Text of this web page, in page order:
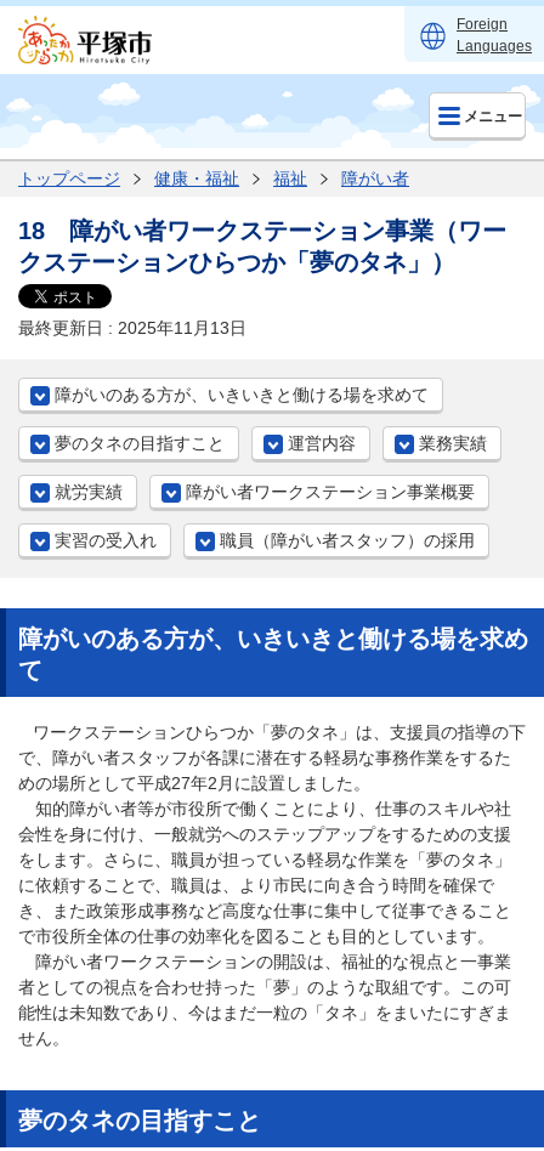
Foreign
Languages
メニュー
トップページ 健康・福祉 福祉 障がい者
18 障がい者ワークステーション事業（ワー
クステーションひらつか「夢のタネ」）
最終更新日 : 2025年11月13日
障がいのある方が、いきいきと働ける場を求めて
夢のタネの目指すこと 運営内容 業務実績
就労実績 障がい者ワークステーション事業概要
実習の受入れ 職員（障がい者スタッフ）の採用
障がいのある方が、いきいきと働ける場を求め
て
ワークステーションひらつか「夢のタネ」は、支援員の指導の下
で、障がい者スタッフが各課に潜在する軽易な事務作業をするた
めの場所として平成27年2月に設置しました。
知的障がい者等が市役所で働くことにより、仕事のスキルや社
会性を身に付け、一般就労へのステップアップをするための支援
をします。さらに、職員が担っている軽易な作業を「夢のタネ」
に依頼することで、職員は、より市民に向き合う時間を確保で
き、また政策形成事務など高度な仕事に集中して従事できること
で市役所全体の仕事の効率化を図ることも目的としています。
障がい者ワークステーションの開設は、福祉的な視点と一事業
者としての視点を合わせ持った「夢」のような取組です。この可
能性は未知数であり、今はまだ一粒の「タネ」をまいたにすぎま
せん。
夢のタネの目指すこと